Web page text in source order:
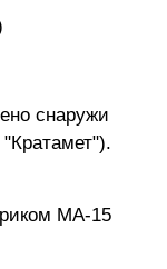
снаружи
МА-15